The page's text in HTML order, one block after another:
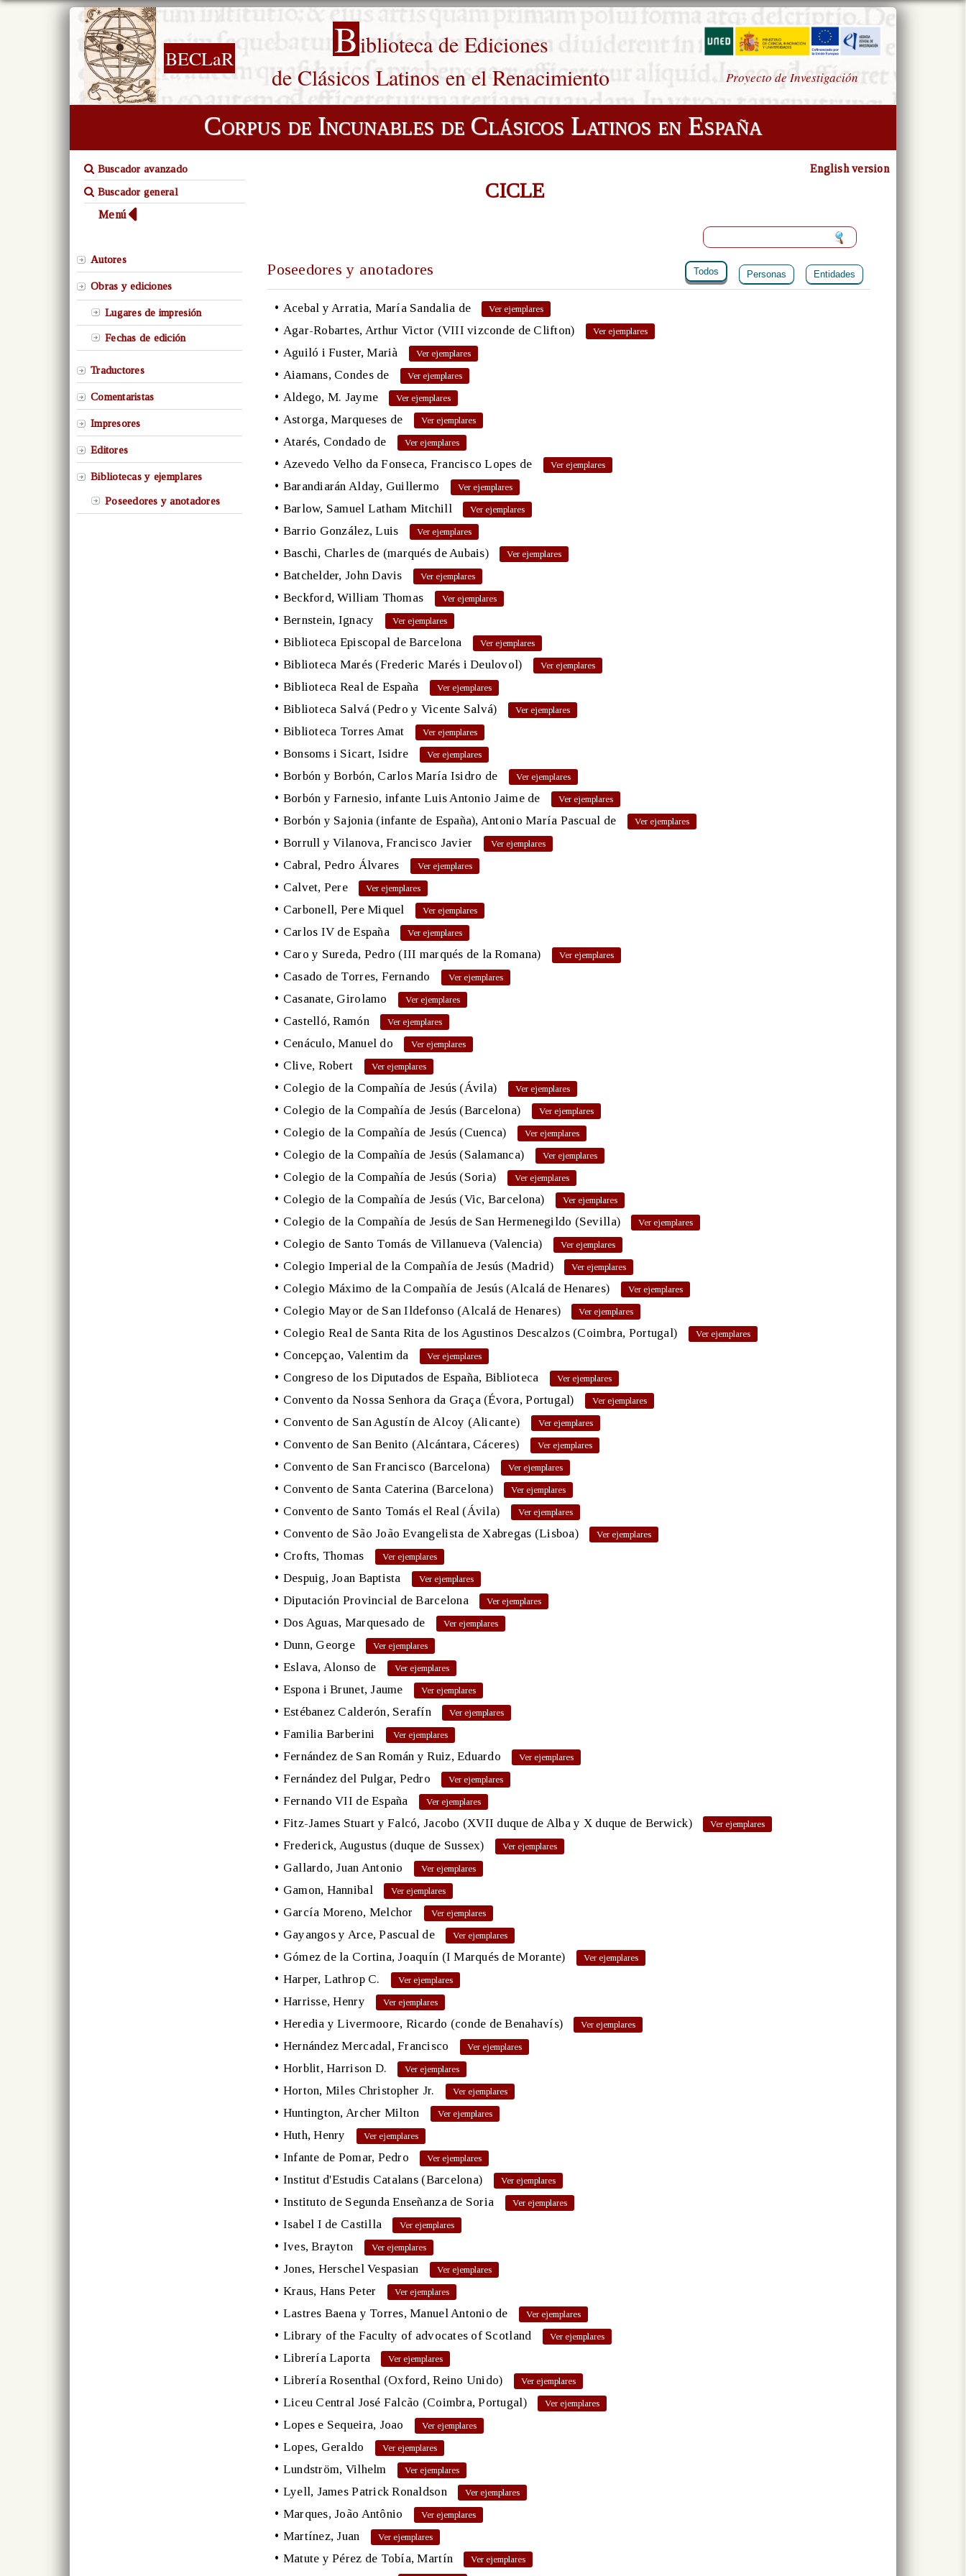
BECLaR Biblioteca de Ediciones
de Clásicos Latinos en el Renacimiento
Proyecto de Investigación
Corpus de Incunables de Clásicos Latinos en España
Buscador avanzado
Buscador general
Menú
CICLE
English version
Autores
Obras y ediciones
Lugares de impresión
Fechas de edición
Traductores
Comentaristas
Impresores
Editores
Bibliotecas y ejemplares
Poseedores y anotadores
Poseedores y anotadores
• Acebal y Arratia, María Sandalia de
• Agar-Robartes, Arthur Victor (VIII vizconde de Clifton)
• Aguiló i Fuster, Marià
• Aiamans, Condes de
• Aldego, M. Jayme
• Astorga, Marqueses de
• Atarés, Condado de
• Azevedo Velho da Fonseca, Francisco Lopes de
• Barandiarán Alday, Guillermo
• Barlow, Samuel Latham Mitchill
• Barrio González, Luis
• Baschi, Charles de (marqués de Aubais)
• Batchelder, John Davis
• Beckford, William Thomas
• Bernstein, Ignacy
• Biblioteca Episcopal de Barcelona
• Biblioteca Marés (Frederic Marés i Deulovol)
• Biblioteca Real de España
• Biblioteca Salvá (Pedro y Vicente Salvá)
• Biblioteca Torres Amat
• Bonsoms i Sicart, Isidre
• Borbón y Borbón, Carlos María Isidro de
• Borbón y Farnesio, infante Luis Antonio Jaime de
• Borbón y Sajonia (infante de España), Antonio María Pascual de
• Borrull y Vilanova, Francisco Javier
• Cabral, Pedro Álvares
• Calvet, Pere
• Carbonell, Pere Miquel
• Carlos IV de España
• Caro y Sureda, Pedro (III marqués de la Romana)
• Casado de Torres, Fernando
• Casanate, Girolamo
• Castelló, Ramón
• Cenáculo, Manuel do
• Clive, Robert
• Colegio de la Compañía de Jesús (Ávila)
• Colegio de la Compañía de Jesús (Barcelona)
• Colegio de la Compañía de Jesús (Cuenca)
• Colegio de la Compañía de Jesús (Salamanca)
• Colegio de la Compañía de Jesús (Soria)
• Colegio de la Compañía de Jesús (Vic, Barcelona)
• Colegio de la Compañía de Jesús de San Hermenegildo (Sevilla)
• Colegio de Santo Tomás de Villanueva (Valencia)
• Colegio Imperial de la Compañía de Jesús (Madrid)
• Colegio Máximo de la Compañía de Jesús (Alcalá de Henares)
• Colegio Mayor de San Ildefonso (Alcalá de Henares)
• Colegio Real de Santa Rita de los Agustinos Descalzos (Coimbra, Portugal)
• Concepçao, Valentim da
• Congreso de los Diputados de España, Biblioteca
• Convento da Nossa Senhora da Graça (Évora, Portugal)
• Convento de San Agustín de Alcoy (Alicante)
• Convento de San Benito (Alcántara, Cáceres)
• Convento de San Francisco (Barcelona)
• Convento de Santa Caterina (Barcelona)
• Convento de Santo Tomás el Real (Ávila)
• Convento de São João Evangelista de Xabregas (Lisboa)
• Crofts, Thomas
• Despuig, Joan Baptista
• Diputación Provincial de Barcelona
• Dos Aguas, Marquesado de
• Dunn, George
• Eslava, Alonso de
• Espona i Brunet, Jaume
• Estébanez Calderón, Serafín
• Familia Barberini
• Fernández de San Román y Ruiz, Eduardo
• Fernández del Pulgar, Pedro
• Fernando VII de España
• Fitz-James Stuart y Falcó, Jacobo (XVII duque de Alba y X duque de Berwick)
• Frederick, Augustus (duque de Sussex)
• Gallardo, Juan Antonio
• Gamon, Hannibal
• García Moreno, Melchor
• Gayangos y Arce, Pascual de
• Gómez de la Cortina, Joaquín (I Marqués de Morante)
• Harper, Lathrop C.
• Harrisse, Henry
• Heredia y Livermoore, Ricardo (conde de Benahavís)
• Hernández Mercadal, Francisco
• Horblit, Harrison D.
• Horton, Miles Christopher Jr.
• Huntington, Archer Milton
• Huth, Henry
• Infante de Pomar, Pedro
• Institut d'Estudis Catalans (Barcelona)
• Instituto de Segunda Enseñanza de Soria
• Isabel I de Castilla
• Ives, Brayton
• Jones, Herschel Vespasian
• Kraus, Hans Peter
• Lastres Baena y Torres, Manuel Antonio de
• Library of the Faculty of advocates of Scotland
• Librería Laporta
• Librería Rosenthal (Oxford, Reino Unido)
• Liceu Central José Falcão (Coimbra, Portugal)
• Lopes e Sequeira, Joao
• Lopes, Geraldo
• Lundström, Vilhelm
• Lyell, James Patrick Ronaldson
• Marques, João Antônio
• Martínez, Juan
• Matute y Pérez de Tobía, Martín